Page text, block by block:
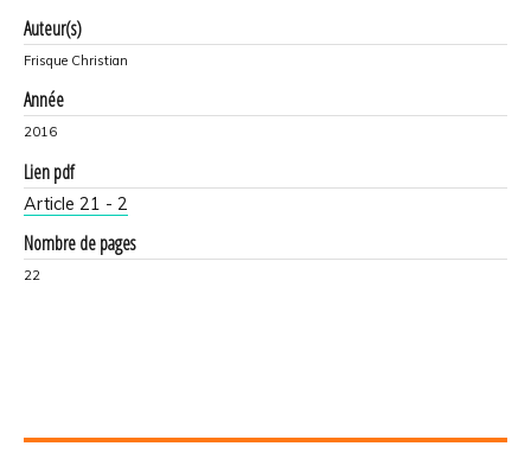
Auteur(s)
Frisque Christian
Année
2016
Lien pdf
Article 21 - 2
Nombre de pages
22